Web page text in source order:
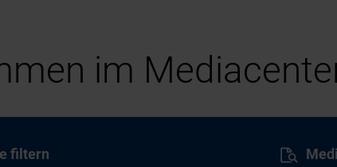
im
filtern